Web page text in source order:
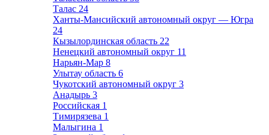
Талас 24
Ханты-Мансийский автономный округ — Югра
24
Кызылординская область 22
Ненецкий автономный округ 11
Нарьян-Мар 8
Улытау область 6
Чукотский автономный округ 3
Анадырь 3
Российская 1
Тимирязева 1
Малыгина 1